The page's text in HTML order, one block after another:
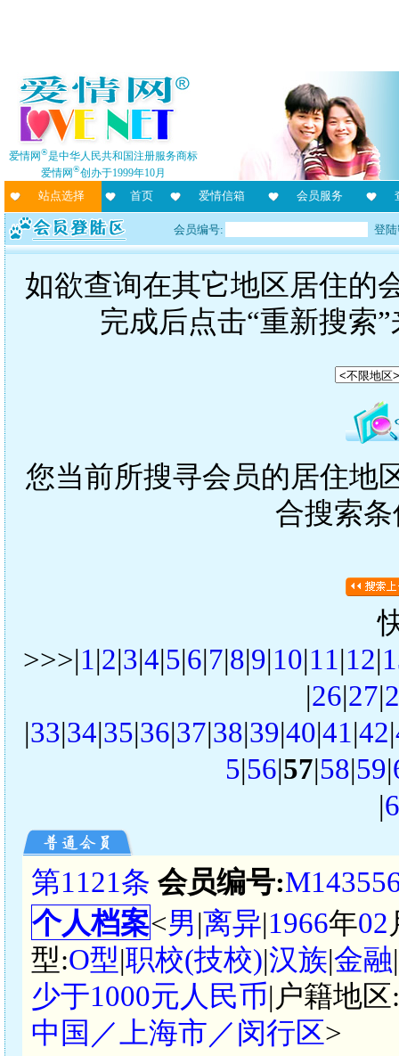
爱情网®是中华人民共和国注册服务商标
爱情网®创办于1999年10月
站点选择 首页 爱情信箱 会员服务
会员编号: 登
如欲查询在其它地区居住的
完成后点击“重新搜索
您当前所搜寻会员的居住地
合搜索
>>>|1|2|3|4|5|6|7|8|9|10|11|12|
|26|27|
|33|34|35|36|37|38|39|40|41|42|
5|56|57|58|59|
|
第1121条 会员编号:
个人档案<男|离异|1966年02
型:O型|职校(技校)|汉族|金融
少于1000元人民币|户籍地区:
中国／上海市／闵行区>